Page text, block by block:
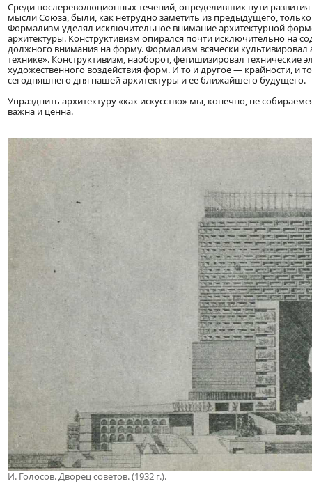
Среди послереволюционных течений, определивших пути
мысли Союза, были, как нетрудно заметить из предыдущего,
Формализм уделял исключительное внимание архитектурной
архитектуры. Конструктивизм опирался почти исключительно на
должного внимания на форму. Формализм всячески культивировал
технике». Конструктивизм, наоборот, фетишизировал
художественного воздействия форм. И то и другое — крайности, и
сегодняшнего дня нашей архитектуры и ее ближайшего будущего.
Упразднить архитектуру «как искусство» мы, конечно, не
важна и ценна.
И. Голосов. Дворец советов. (1932 г.).